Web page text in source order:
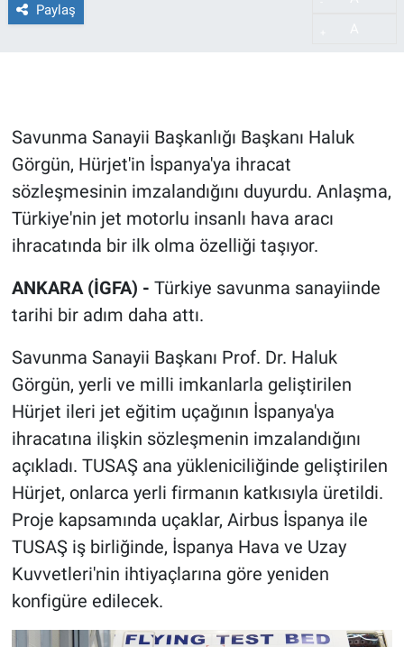
Paylaş
Savunma Sanayii Başkanlığı Başkanı Haluk
Görgün, Hürjet'in İspanya'ya ihracat
sözleşmesinin imzalandığını duyurdu. Anlaşma,
Türkiye'nin jet motorlu insanlı hava aracı
ihracatında bir ilk olma özelliği taşıyor.
ANKARA (İGFA) - Türkiye savunma sanayiinde
tarihi bir adım daha attı.
Savunma Sanayii Başkanı Prof. Dr. Haluk
Görgün, yerli ve milli imkanlarla geliştirilen
Hürjet ileri jet eğitim uçağının İspanya'ya
ihracatına ilişkin sözleşmenin imzalandığını
açıkladı. TUSAŞ ana yükleniciliğinde geliştirilen
Hürjet, onlarca yerli firmanın katkısıyla üretildi.
Proje kapsamında uçaklar, Airbus İspanya ile
TUSAŞ iş birliğinde, İspanya Hava ve Uzay
Kuvvetleri'nin ihtiyaçlarına göre yeniden
konfigüre edilecek.